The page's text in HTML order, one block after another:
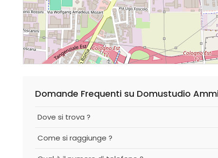
Domande Frequenti su Domustudio
Dove si trova ?
Come si raggiunge ?